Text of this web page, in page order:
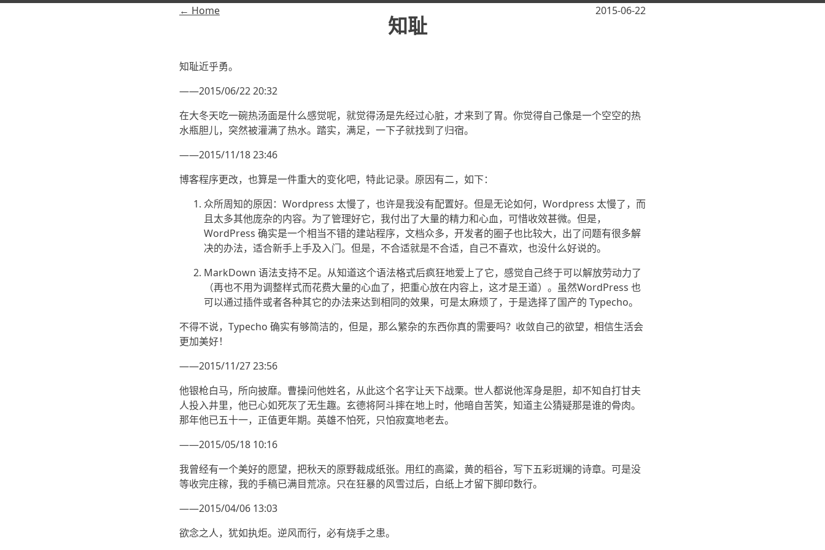
← Home
知耻
2015-06-22
知耻近乎勇。
——2015/06/22 20:32
在大冬天吃一碗热汤面是什么感觉呢，就觉得汤是先经过心脏，才来到了胃。你觉得自己像是一个空空的热
水瓶胆儿，突然被灌满了热水。踏实，满足，一下子就找到了归宿。
——2015/11/18 23:46
博客程序更改，也算是一件重大的变化吧，特此记录。原因有二，如下：
众所周知的原因：Wordpress 太慢了，也许是我没有配置好。但是无论如何，Wordpress 太慢了，而
且太多其他庞杂的内容。为了管理好它，我付出了大量的精力和心血，可惜收效甚微。但是，
WordPress 确实是一个相当不错的建站程序，文档众多，开发者的圈子也比较大，出了问题有很多解
决的办法，适合新手上手及入门。但是，不合适就是不合适，自己不喜欢，也没什么好说的。
MarkDown 语法支持不足。从知道这个语法格式后疯狂地爱上了它，感觉自己终于可以解放劳动力了
（再也不用为调整样式而花费大量的心血了，把重心放在内容上，这才是王道）。虽然WordPress 也
可以通过插件或者各种其它的办法来达到相同的效果，可是太麻烦了，于是选择了国产的 Typecho。
不得不说，Typecho 确实有够简洁的，但是，那么繁杂的东西你真的需要吗？收敛自己的欲望，相信生活会
更加美好！
——2015/11/27 23:56
他银枪白马，所向披靡。曹操问他姓名，从此这个名字让天下战栗。世人都说他浑身是胆，却不知自打甘夫
人投入井里，他已心如死灰了无生趣。玄德将阿斗摔在地上时，他暗自苦笑，知道主公猜疑那是谁的骨肉。
那年他已五十一，正值更年期。英雄不怕死，只怕寂寞地老去。
——2015/05/18 10:16
我曾经有一个美好的愿望，把秋天的原野裁成纸张。用红的高粱，黄的稻谷，写下五彩斑斓的诗章。可是没
等收完庄稼，我的手稿已满目荒凉。只在狂暴的风雪过后，白纸上才留下脚印数行。
——2015/04/06 13:03
欲念之人，犹如执炬。逆风而行，必有烧手之患。